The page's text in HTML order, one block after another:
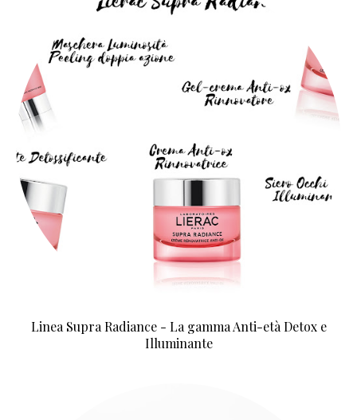
Linea Supra Radiance - La gamma Anti-età Detox e
Illuminante